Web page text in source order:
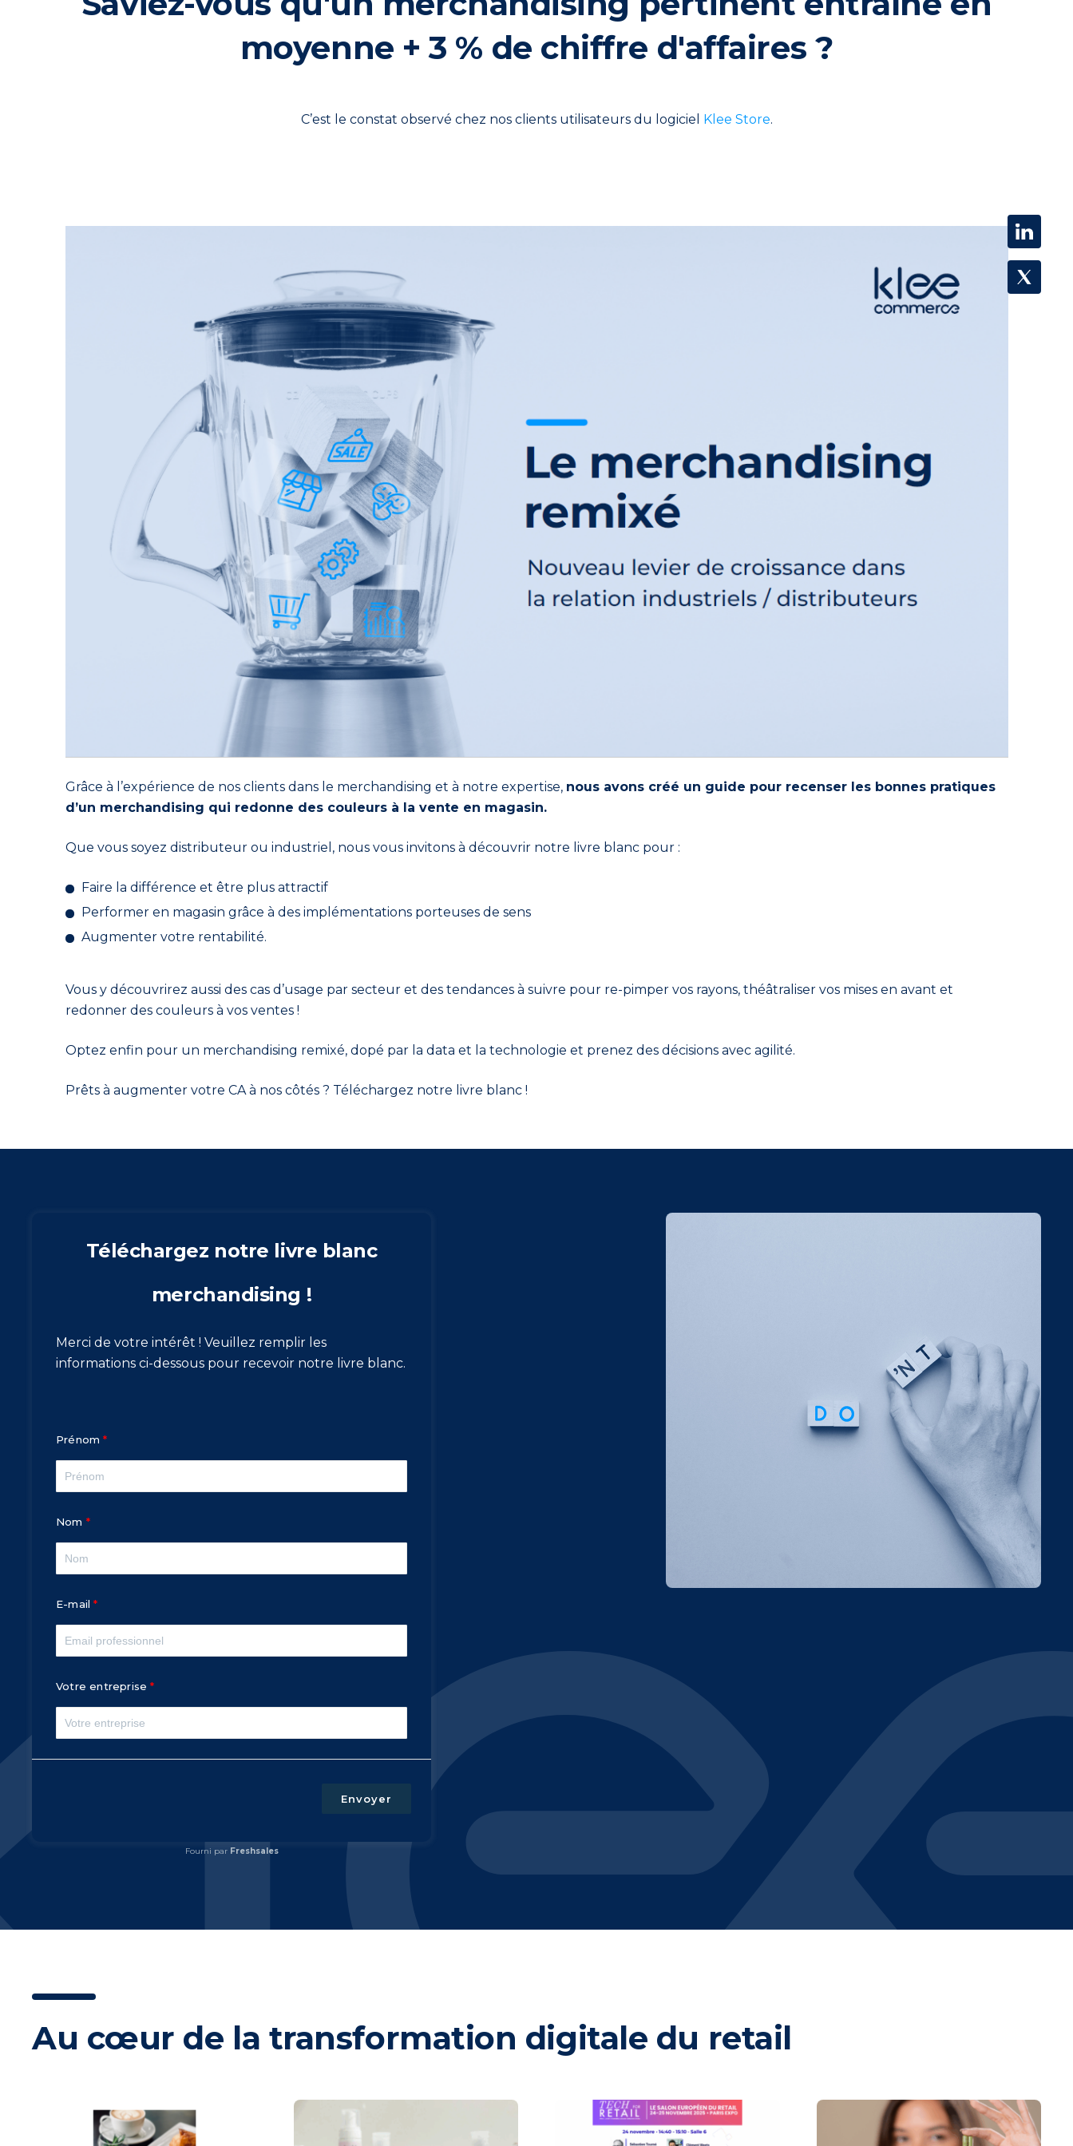
moyenne + 3 % de chiffre d'affaires ?
C’est le constat observé chez nos clients utilisateurs du logiciel Klee Store.
Grâce à l’expérience de nos clients dans le merchandising et à notre expertise, nous avons créé un guide pour recenser les bonnes pratiques
d’un merchandising qui redonne des couleurs à la vente en magasin.
Que vous soyez distributeur ou industriel, nous vous invitons à découvrir notre livre blanc pour :
Faire la différence et être plus attractif
Performer en magasin grâce à des implémentations porteuses de sens
Augmenter votre rentabilité.
Vous y découvrirez aussi des cas d’usage par secteur et des tendances à suivre pour re-pimper vos rayons, théâtraliser vos mises en avant et
redonner des couleurs à vos ventes !
Optez enfin pour un merchandising remixé, dopé par la data et la technologie et prenez des décisions avec agilité.
Prêts à augmenter votre CA à nos côtés ? Téléchargez notre livre blanc !
Téléchargez notre livre blanc
merchandising !
Merci de votre intérêt ! Veuillez remplir les
informations ci-dessous pour recevoir notre livre blanc.
Prénom
Nom
E-mail
Votre entreprise
Envoyer
Fourni par Freshsales
Au cœur de la transformation digitale du retail